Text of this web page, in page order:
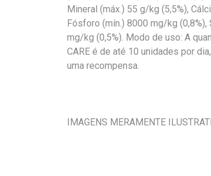
Mineral (máx.) 55 g/kg (5,5%),
Fósforo (mín.) 8000 mg/kg (0,8%),
mg/kg (0,5%). Modo de uso: A
CARE é de até 10 unidades por
uma recompensa.
IMAGENS MERAMENTE